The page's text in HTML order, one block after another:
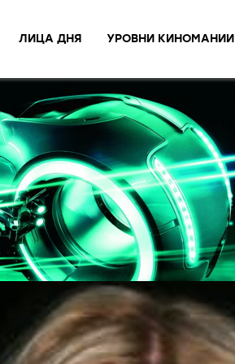
ЛИЦА ДНЯ УРОВНИ КИНОМАНИИ